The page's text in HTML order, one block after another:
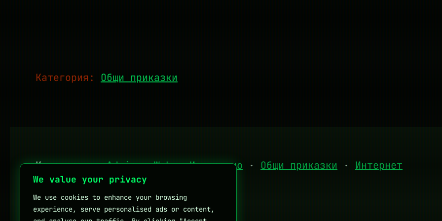
We value your privacy
We use cookies to enhance your browsing
experience, serve personalised ads or content,
Категория: Общи приказки
Категории: sAdmin·Web·Интересно · Общи приказки · Интернет
Личен блог на Мартин Петров